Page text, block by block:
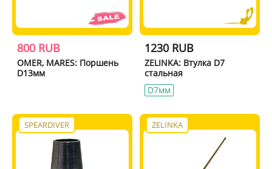
800 RUB
OMER, MARES: Поршень
D13мм
1230 RUB
ZELINKA: Втулка D7
стальная
D7мм
SPEARDIVER ZELINKA